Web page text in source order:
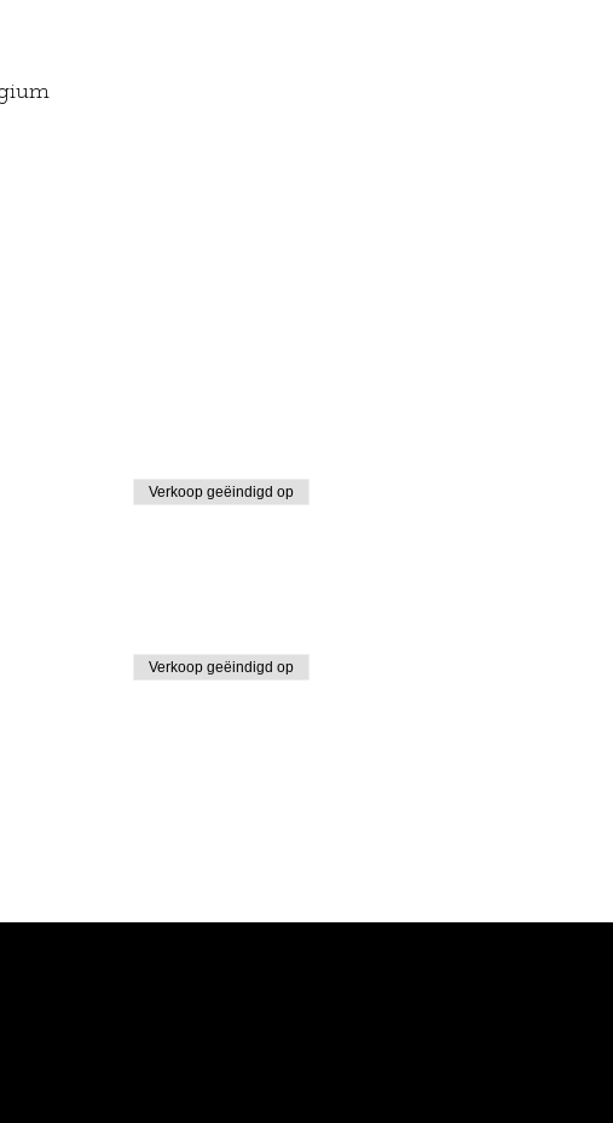
Verkoop geëindigd op
Verkoop geëindigd op